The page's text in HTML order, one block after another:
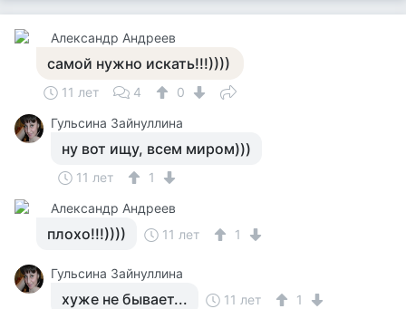
Александр Андреев
самой нужно искать!!!))))
11 лет 4
0
Гульсина Зайнуллина
ну вот ищу, всем миром)))
11 лет
1
Александр Андреев
плохо!!!)))) 11 лет 1
Гульсина Зайнуллина
хуже не бывает... 11 лет 1